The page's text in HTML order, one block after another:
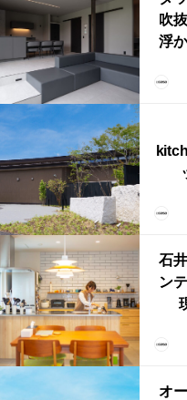
吹
浮
上
（
型
石
ン
リ
ル
オ